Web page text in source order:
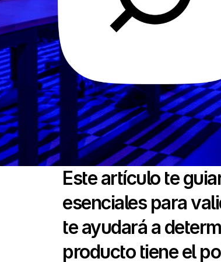
Este artículo te
esenciales para
te ayudará a